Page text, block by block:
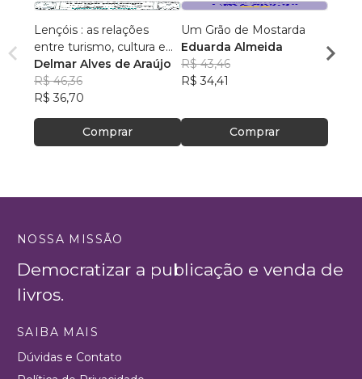
Lençóis : as relações
entre turismo, cultura e
ambiente
Delmar Alves de Araújo
R$ 46,36
R$ 36,70
Comprar
Um Grão de Mostarda
Eduarda Almeida
R$ 43,46
R$ 34,41
Comprar
Aulas
NOSSA MISSÃO
Democratizar a publicação e venda de
livros.
SAIBA MAIS
Dúvidas e Contato